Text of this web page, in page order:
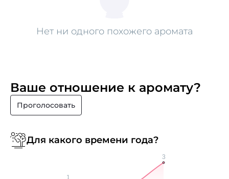
Нет ни одного похожего аромата
Ваше отношение к аромату?
Проголосовать
Для какого времени года?